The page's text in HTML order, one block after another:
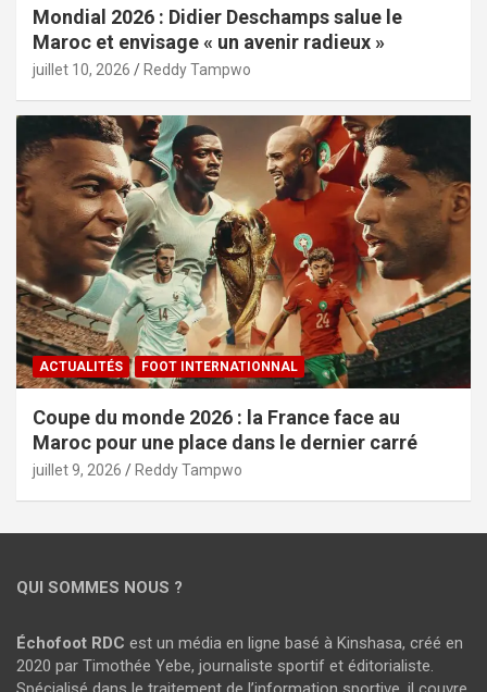
Mondial 2026 : Didier Deschamps salue le
Maroc et envisage « un avenir radieux »
juillet 10, 2026 Reddy Tampwo
ACTUALITÉS FOOT INTERNATIONNAL
Coupe du monde 2026 : la France face au
Maroc pour une place dans le dernier carré
juillet 9, 2026 Reddy Tampwo
QUI SOMMES NOUS ?
Échofoot RDC est un média en ligne basé à Kinshasa, créé en
2020 par Timothée Yebe, journaliste sportif et éditorialiste.